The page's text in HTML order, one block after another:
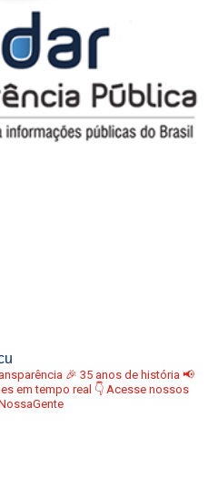
🎉 35 anos de história 📢
em tempo real 👇 Acesse nossos